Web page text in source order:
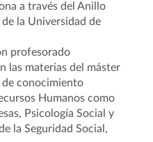
a través del Anillo
la Universidad de
profesorado
las materias del máster
de conocimiento
Humanos como
Psicología Social y
la Seguridad Social,